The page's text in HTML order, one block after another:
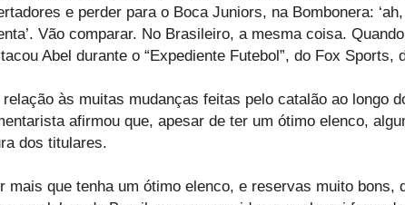
e perder para o Boca Juniors, na Bombonera:
Vão comparar. No Brasileiro, a mesma coisa.
Abel durante o “Expediente Futebol”, do Fox Sports,
relação às muitas mudanças feitas pelo catalão ao longo
afirmou que, apesar de ter um ótimo elenco,
dos titulares.
mais que tenha um ótimo elenco, e reservas muito bons,